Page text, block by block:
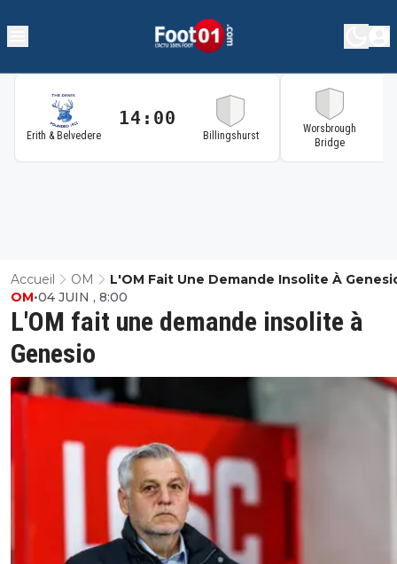
Erith & Belvedere
14:00
Billingshurst
Worsbrough
Bridge
Accueil OM L'OM Fait Une Demande Insolite À
L'OM fait une demande insolite à
Genesio
OM•04 JUIN , 8:00